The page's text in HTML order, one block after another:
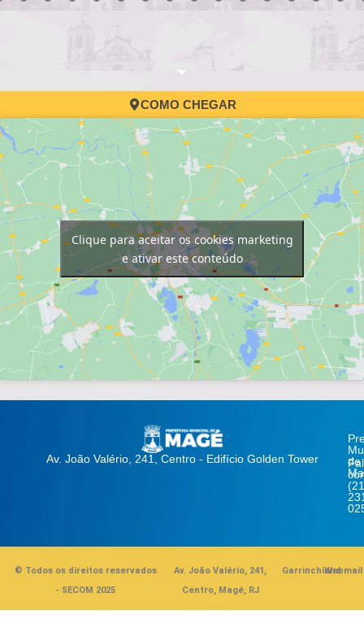
COMO CHEGAR
Clique para aceitar os cookies marketing
e ativar este conteúdo
Av. João Valério, 241, Centro - Edifício Golden Tower
de
© Todos os direitos reservados
- SECOM 2025
Av. João Valério, 241,
Centro, Magé, RJ
GarrinchinhaWebmail